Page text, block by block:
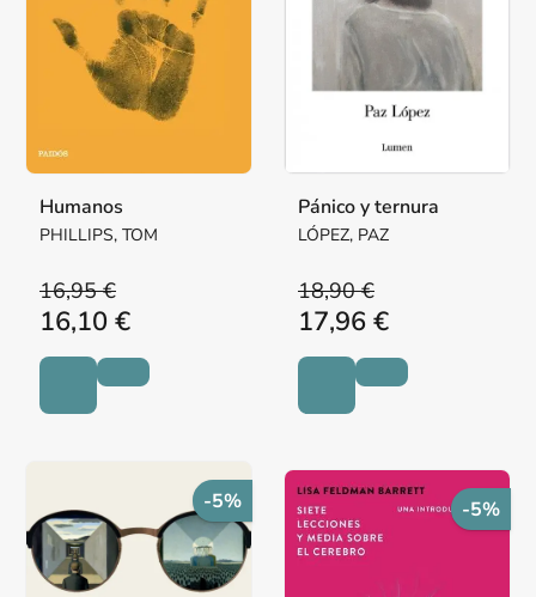
Humanos
PHILLIPS, TOM
16,95 €
16,10 €
Pánico y ternura
LÓPEZ, PAZ
18,90 €
17,96 €
-5% -5%